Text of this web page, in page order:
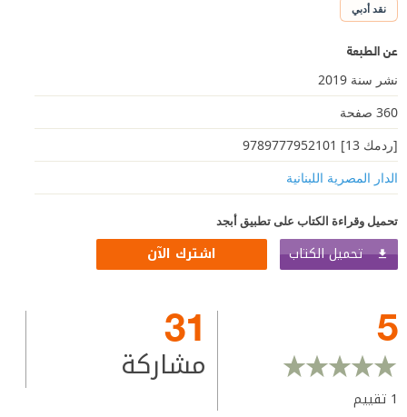
نقد أدبي
عن الطبعة
نشر سنة 2019
360 صفحة
[ردمك 13] 9789777952101
الدار المصرية اللبنانية
تحميل وقراءة الكتاب على تطبيق أبجد
تحميل الكتاب اشترك الآن
5
1 تقييم
31
مشاركة